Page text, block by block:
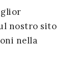
nostro sito
nella